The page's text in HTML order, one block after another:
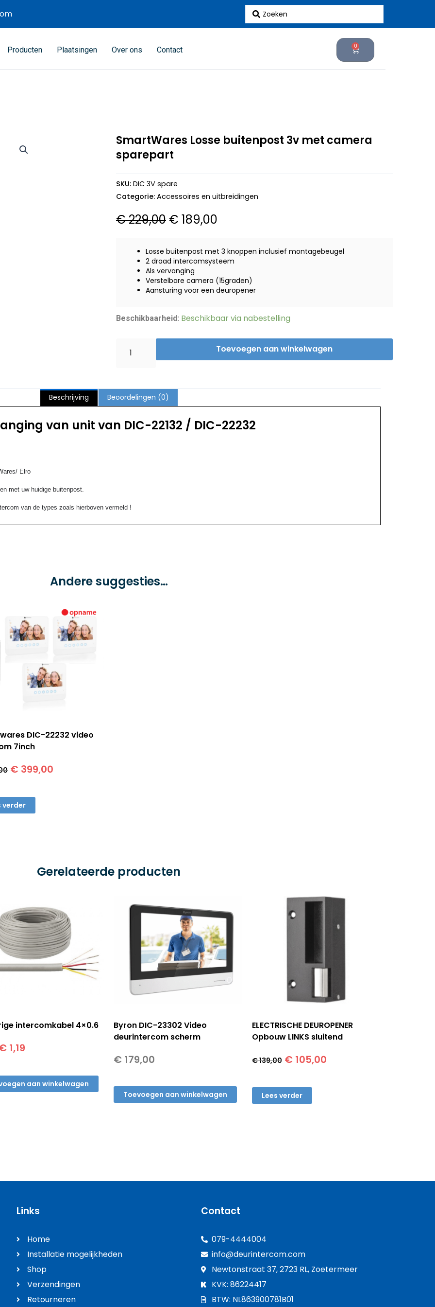
Search
...
Producten Plaatsingen Over ons Contact 0 Cart
SmartWares Losse buitenpost 3v met camera
sparepart
SKU: DIC 3V spare
Categorie: Accessoires en uitbreidingen
€229,00 Oorspronkelijke
was:
€ 229,00.
€ 189,00
is:
€ 189,00.
Losse buitenpost met 3 knoppen inclusief montagebeugel
2 draad intercomsysteem
Als vervanging
Verstelbare camera (15graden)
Aansturing voor een deuropener
Beschikbaarheid: Beschikbaar via nabestelling
sparepart
hoeveelheid
Toevoegen aan winkelwagen
Beschrijving Beoordelingen (0)
van unit van DIC-22132 / DIC-22232
Elro
met uw huidige buitenpost.
van de types zoals hierboven vermeld !
Andere suggesties…
DIC-22232 video
7inch
Oorspronkelijke
€ 425,00.
€ 399,00
verder
Gerelateerde producten
intercomkabel 4×0.6
1,49.
1,19
€ 1,19.
aan winkelwagen
Byron DIC-23302 Video
deurintercom scherm
€ 179,00
Toevoegen aan winkelwagen
ELECTRISCHE DEUROPENER
Opbouw LINKS sluitend
€139,00 Oorspronkelijke
€ 139,00.
€ 105,00
Lees verder
Links
Home
Installatie mogelijkheden
Shop
Verzendingen
Retourneren
Contact
079-4444004
info@deurintercom.com
Newtonstraat 37, 2723 RL, Zoetermeer
KVK: 86224417
BTW: NL863900781B01